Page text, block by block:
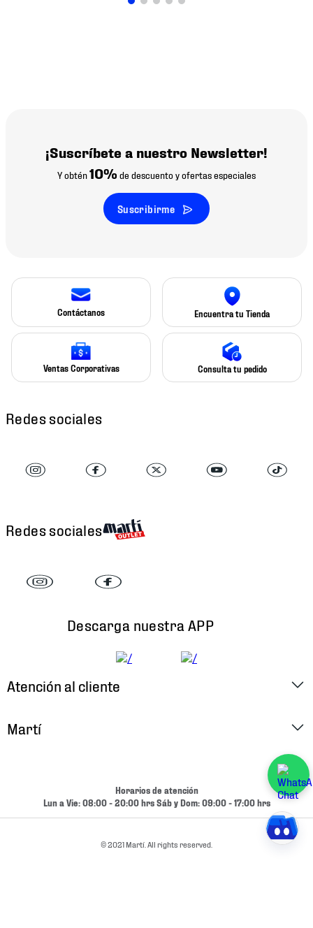
¡Suscríbete a nuestro Newsletter!
Y obtén10% de descuento y ofertas especiales
Suscribirme
Contáctanos Encuentra tu Tienda
Ventas Corporativas Consulta tu pedido
Redes sociales
Redes sociales
Descarga nuestra APP
Atención al cliente
Cambios y Devoluciones
Martí
Términos y Condiciones
Horarios de atención
Lun a Vie: 08:00 - 20:00 hrs Sáb y Dom: 09:00 - 17:00 hrs
© 2021 Martí. All rights reserved.